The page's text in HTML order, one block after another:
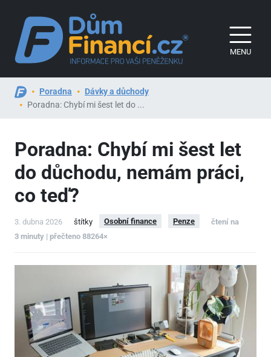
MENU
Poradna
Dávky a důchody
Poradna: Chybí mi šest let do ...
Poradna: Chybí mi šest let
do důchodu, nemám práci,
co teď?
3. dubna 2026 štítky Osobní finance Penze
čtení na
3 minuty | přečteno 88264×